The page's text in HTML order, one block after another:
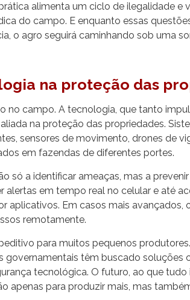
alimenta um ciclo de ilegalidade e
do campo. E enquanto essas
o agro seguirá caminhando sob uma
na proteção das
no campo. A tecnologia, que tanto
na proteção das propriedades.
sensores de movimento, drones de
em fazendas de diferentes portes.
só a identificar ameaças, mas a
alertas em tempo real no celular e até
aplicativos. Em casos mais avançados,
remotamente.
para muitos pequenos
governamentais têm buscado soluções
tecnológica. O futuro, ao que tudo
apenas para produzir mais, mas